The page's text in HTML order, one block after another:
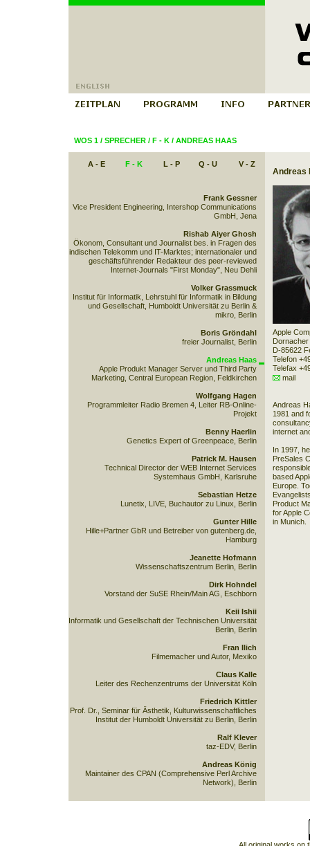
WOS 1/ SPRECHER/ F - K/ ANDREAS HAAS
A - E F - K L - P Q - U V - Z
Andreas
Apple
D-85622
Telefon
Telefax
mail
Andreas
1981 and
internet
In 1997,
PreSales
based
Europe.
Product
for Apple
in Munich.
Frank Gessner
Vice President Engineering, Intershop Communications
GmbH, Jena
Rishab Aiyer Ghosh
Ökonom, Consultant und Journalist bes. in Fragen des
indischen Telekomm und IT-Marktes; internationaler und
geschäftsführender Redakteur des peer-reviewed
Internet-Journals "First Monday", Neu Dehli
Volker Grassmuck
Institut für Informatik, Lehrstuhl für Informatik in Bildung
und Gesellschaft, Humboldt Universität zu Berlin &
mikro, Berlin
Boris Gröndahl
freier Journalist, Berlin
Andreas Haas
Apple Produkt Manager Server und Third Party
Marketing, Central European Region, Feldkirchen
Wolfgang Hagen
Programmleiter Radio Bremen 4, Leiter RB-Online-
Projekt
Benny Haerlin
Genetics Expert of Greenpeace, Berlin
Patrick M. Hausen
Technical Director der WEB Internet Services
Systemhaus GmbH, Karlsruhe
Sebastian Hetze
Lunetix, LIVE, Buchautor zu Linux, Berlin
Gunter Hille
Hille+Partner GbR und Betreiber von gutenberg.de,
Hamburg
Jeanette Hofmann
Wissenschaftszentrum Berlin, Berlin
Dirk Hohndel
Vorstand der SuSE Rhein/Main AG, Eschborn
Keii Ishii
Informatik und Gesellschaft der Technischen Universität
Berlin, Berlin
Fran Ilich
Filmemacher und Autor, Mexiko
Claus Kalle
Leiter des Rechenzentrums der Universität Köln
Friedrich Kittler
Prof. Dr., Seminar für Ästhetik, Kulturwissenschaftliches
Institut der Humboldt Universität zu Berlin, Berlin
Ralf Klever
taz-EDV, Berlin
Andreas König
Maintainer des CPAN (Comprehensive Perl Archive
Network), Berlin